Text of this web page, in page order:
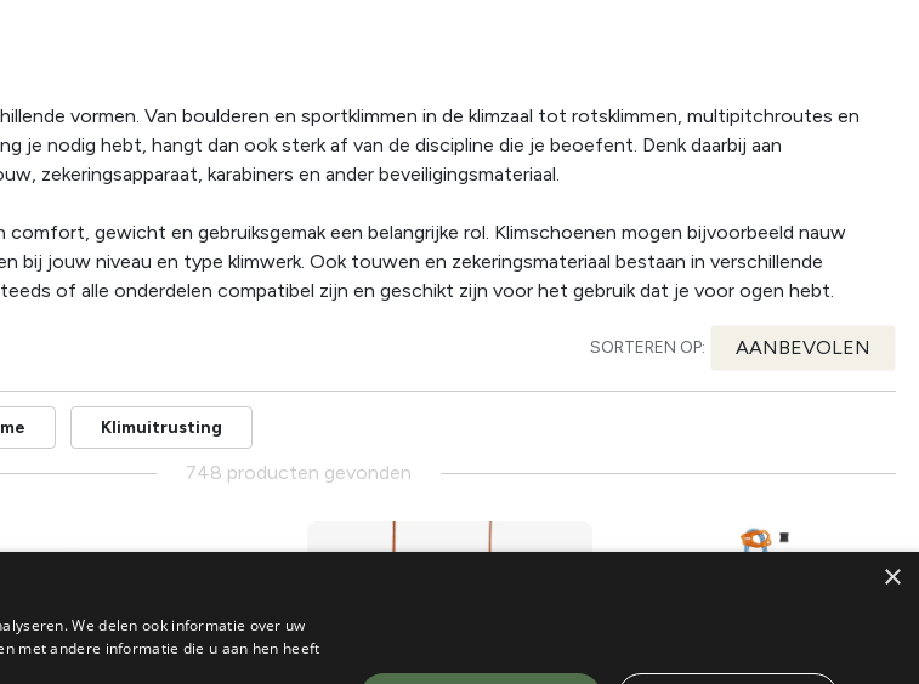
vormen. Van boulderen en sportklimmen in de klimzaal tot rotsklimmen, multipitchroutes en
je nodig hebt, hangt dan ook sterk af van de discipline die je beoefent. Denk daarbij aan
zekeringsapparaat, karabiners en ander beveiligingsmateriaal.
comfort, gewicht en gebruiksgemak een belangrijke rol. Klimschoenen mogen bijvoorbeeld nauw
bij jouw niveau en type klimwerk. Ook touwen en zekeringsmateriaal bestaan in verschillende
of alle onderdelen compatibel zijn en geschikt zijn voor het gebruik dat je voor ogen hebt.
SORTEREN OP: AANBEVOLEN
Klimuitrusting
748 producten gevonden
×
We delen ook informatie over uw
met andere informatie die u aan hen heeft